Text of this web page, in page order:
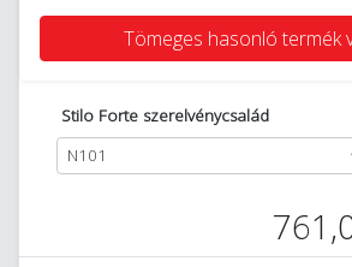
Tömeges hasonló termék
Stilo Forte szerelvénycsalád
N101